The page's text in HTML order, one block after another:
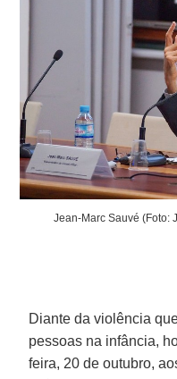
Jean-Marc Sauvé (Foto:
Diante da violência
pessoas na infância,
feira, 20 de outubro,